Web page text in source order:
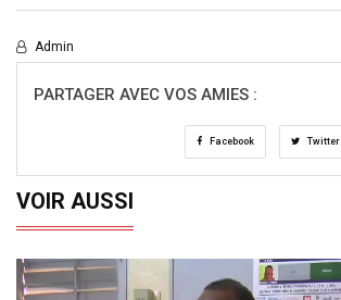
Admin
PARTAGER AVEC VOS AMIES :
Facebook Twitter
VOIR AUSSI